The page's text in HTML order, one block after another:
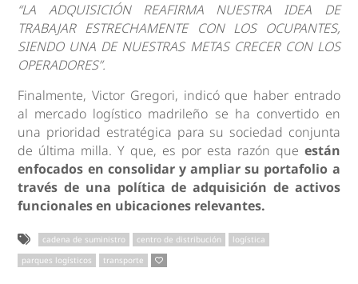
“LA ADQUISICIÓN REAFIRMA NUESTRA IDEA DE
TRABAJAR ESTRECHAMENTE CON LOS OCUPANTES,
SIENDO UNA DE NUESTRAS METAS CRECER CON LOS
OPERADORES”.
Finalmente, Victor Gregori, indicó que haber entrado
al mercado logístico madrileño se ha convertido en
una prioridad estratégica para su sociedad conjunta
de última milla. Y que, es por esta razón que están
enfocados en consolidar y ampliar su portafolio a
través de una política de adquisición de activos
funcionales en ubicaciones relevantes.
cadena de suministro centro de distribución
logística
parques logísticos
transporte